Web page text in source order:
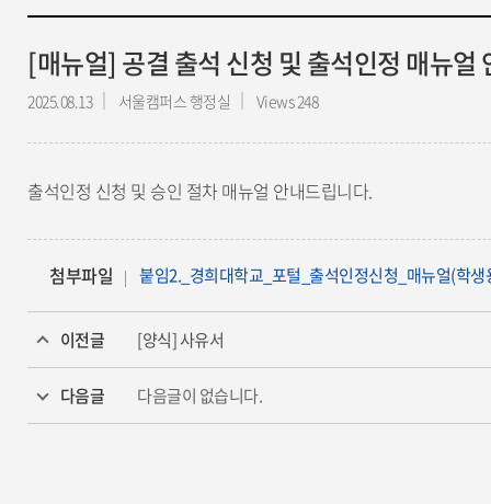
[매뉴얼] 공결 출석 신청 및 출석인정 매뉴얼
2025.08.13 서울캠퍼스 행정실 Views 248
출석인정 신청 및 승인 절차 매뉴얼 안내드립니다.
첨부파일 붙임2._경희대학교_포털_출석인정신청_매뉴얼(학
이전글 [양식] 사유서
다음글 다음글이 없습니다.